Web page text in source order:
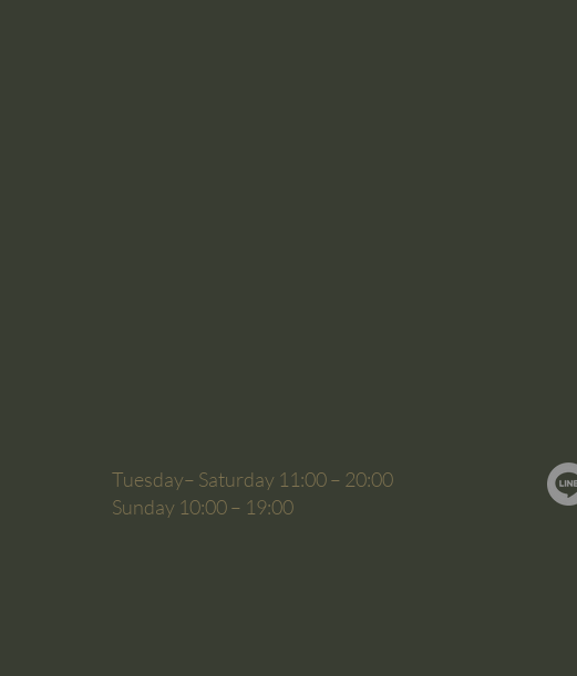
Tuesday– Saturday 11:00 – 20:00
Sunday 10:00 – 19:00